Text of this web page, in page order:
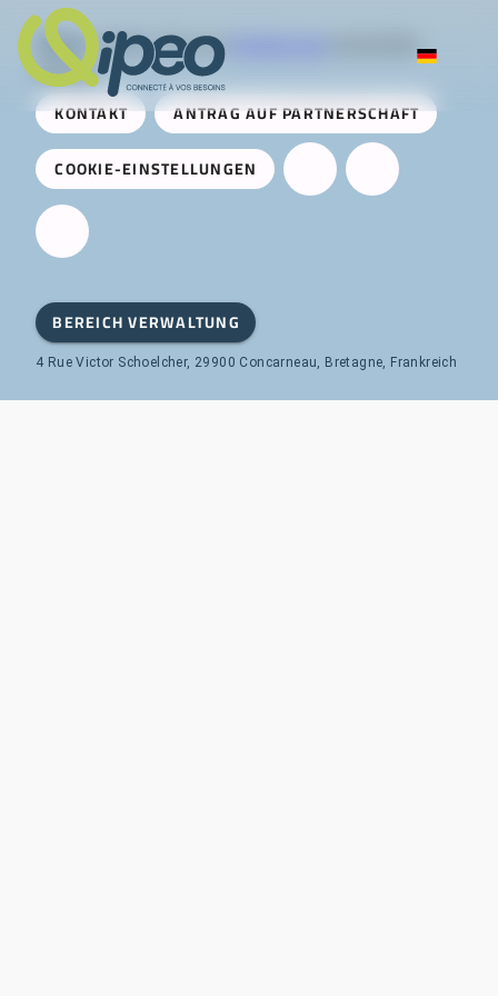
Qipeo © 2025 -Eine von
entwickelte
Lösung
KONTAKT
ANTRAG AUF PARTNERSCHAFT
COOKIE-EINSTELLUNGEN
BEREICH VERWALTUNG
4 Rue Victor Schoelcher, 29900 Concarneau, Bretagne, Frankreich